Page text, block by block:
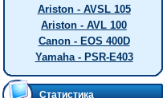
Ariston - AVSL 105
Ariston - AVL 100
Canon - EOS 400D
Yamaha - PSR-E403
Статистика